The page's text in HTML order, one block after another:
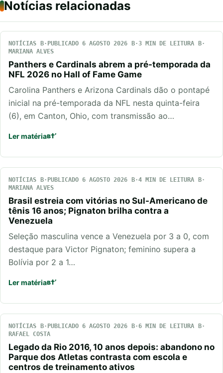
Notícias relacionadas
NOTÍCIAS PUBLICADO 6 AGOSTO 2026
3 MIN DE LEITURA
MARIANA ALVES
Panthers e Cardinals abrem a pré-temporada da
NFL 2026 no Hall of Fame Game
Carolina Panthers e Arizona Cardinals dão o pontapé
inicial na pré-temporada da NFL nesta quinta-feira
(6), em Canton, Ohio, com transmissão ao…
Ler matéria
NOTÍCIAS PUBLICADO 6 AGOSTO 2026
4 MIN DE LEITURA
MARIANA ALVES
Brasil estreia com vitórias no Sul-Americano de
tênis 16 anos; Pignaton brilha contra a
Venezuela
Seleção masculina vence a Venezuela por 3 a 0, com
destaque para Victor Pignaton; feminino supera a
Bolívia por 2 a 1…
Ler matéria
NOTÍCIAS PUBLICADO 6 AGOSTO 2026
6 MIN DE LEITURA
RAFAEL COSTA
Legado da Rio 2016, 10 anos depois: abandono no
Parque dos Atletas contrasta com escola e
centros de treinamento ativos